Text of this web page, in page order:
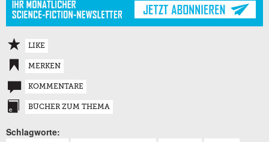
LIKE
MERKEN
KOMMENTARE
BÜCHER ZUM THEMA
Schlagworte: